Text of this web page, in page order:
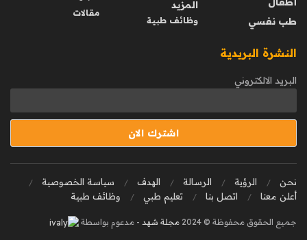
طب نفسي
المزيد
وظائف طبية
مقالات
النشرة البريدية
البريد الالكتروني
نحن الرؤية الرسالة الهدف
سياسة الخصوصية
أعلن معنا
اتصل بنا تعليم طبي وظائف طبية
جميع الحقوق محفوظة © 2024 مجلة شهد - مدعوم بواسطة